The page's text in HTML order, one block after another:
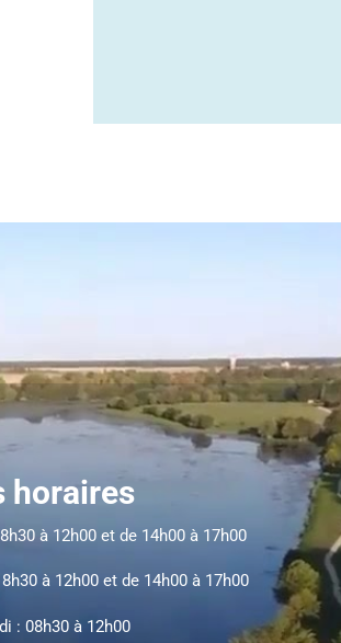
horaires
à 12h00 et de 14h00 à 17h00
à 12h00 et de 14h00 à 17h00
: 08h30 à 12h00